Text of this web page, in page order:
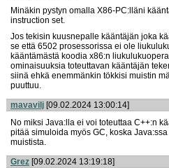
Minäkin pystyn omalla X86-PC:lläni
instruction set.
Jos tekisin kuusnepalle kääntäjän joka
se että 6502 prosessorissa ei ole
kääntämästä koodia x86:n
ominaisuuksia toteuttavan kääntäjän
siinä ehkä enemmänkin tökkisi muistin
puuttuu.
mavavilj [09.02.2024 13:00:14]
No miksi Java:lla ei voi toteuttaa C++:n
pitää simuloida myös GC, koska
muistista.
Grez [09.02.2024 13:19:18]